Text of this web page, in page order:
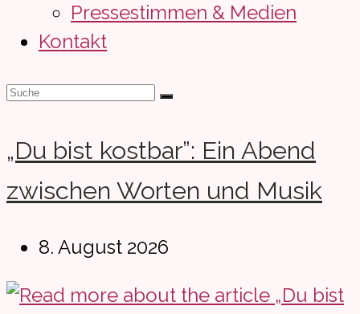
Pressestimmen & Medien
Kontakt
„Du bist kostbar”: Ein Abend
zwischen Worten und Musik
Beitrag
8. August 2026